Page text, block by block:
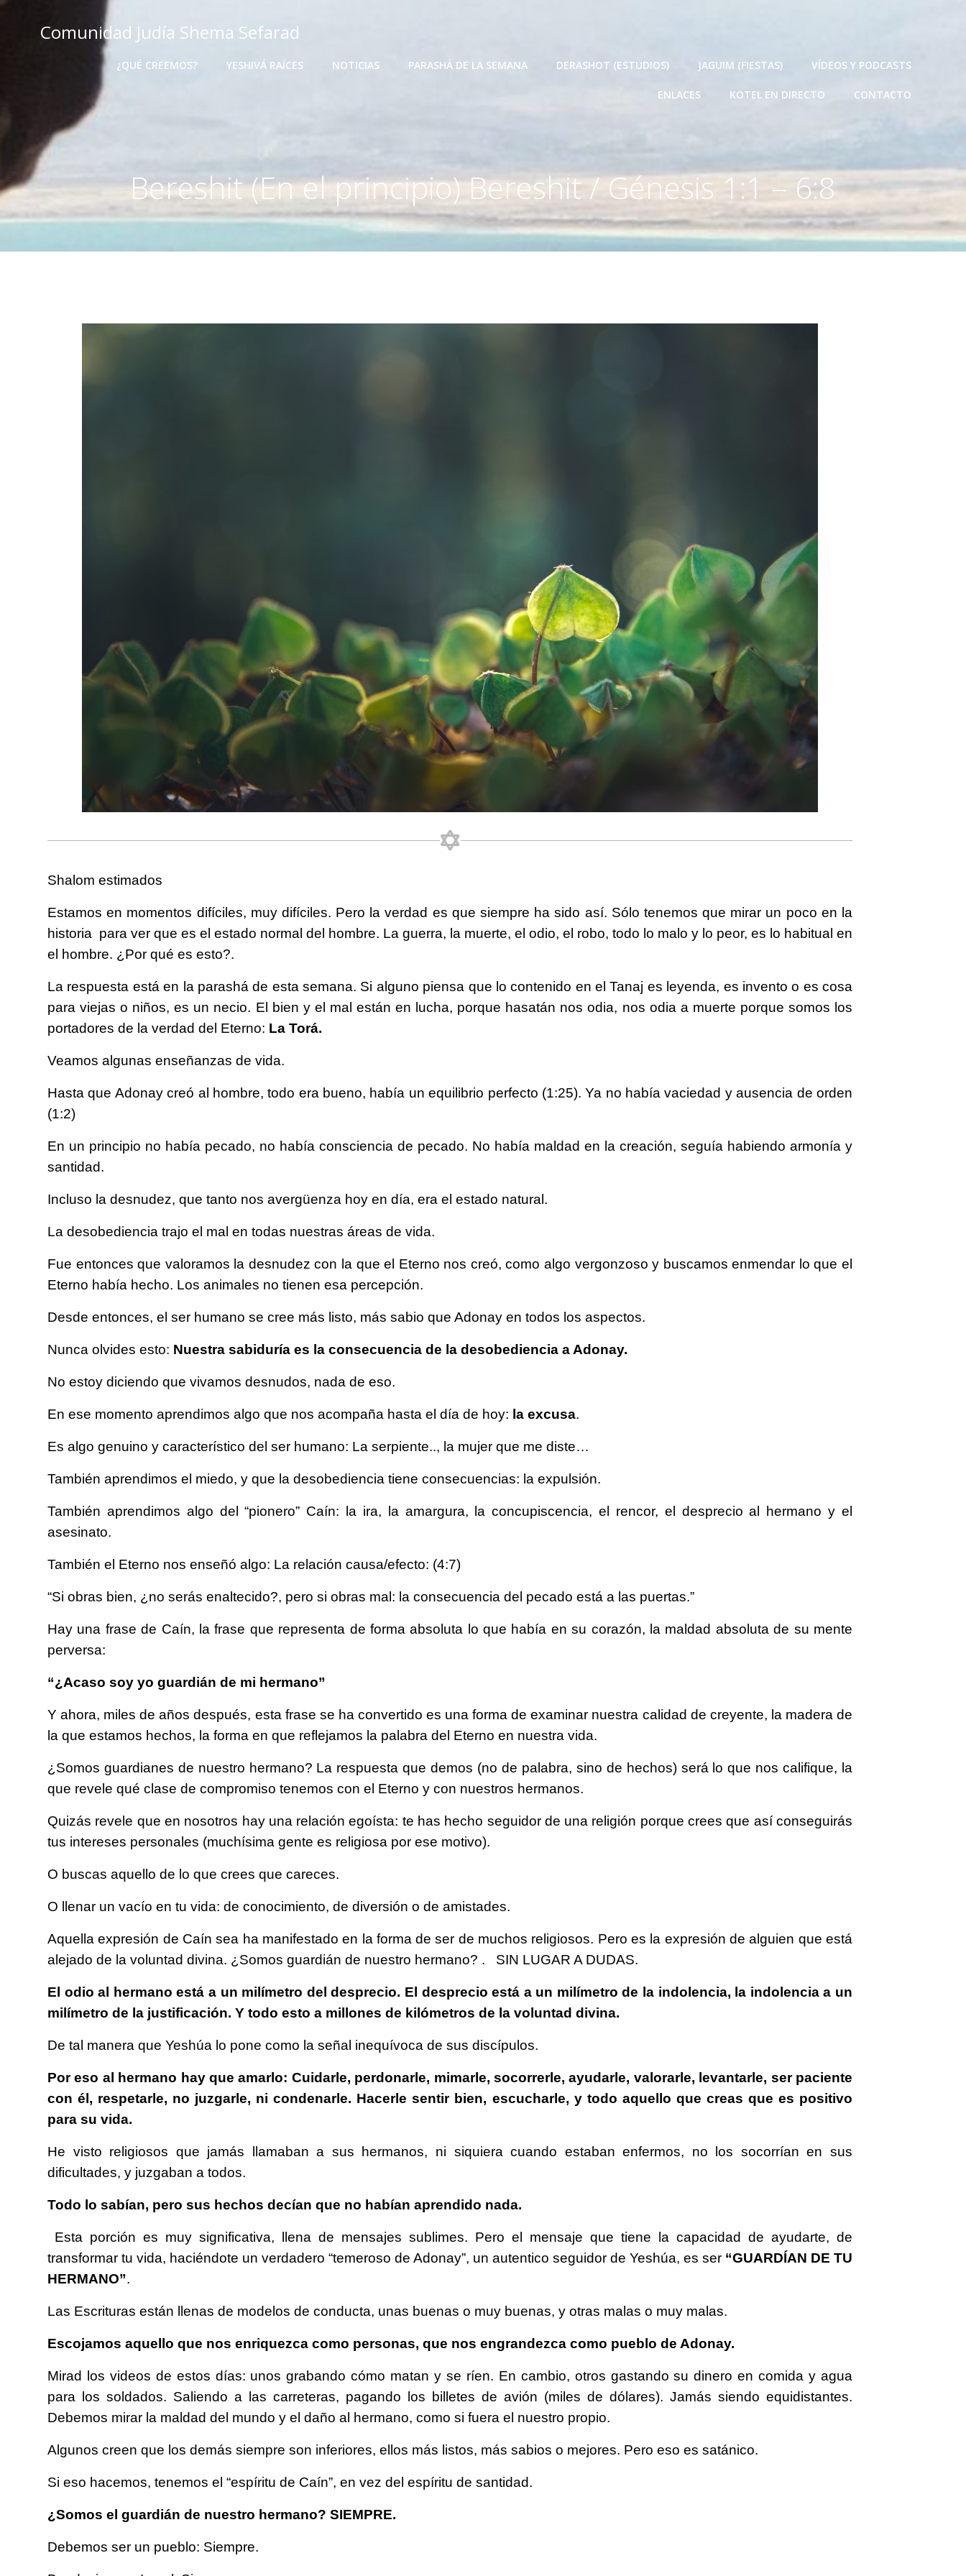
Comunidad Judía Shema Sefarad
¿QUÉ CREEMOS? YESHIVÁ RAÍCES NOTICIAS PARASHÁ DE LA SEMANA DERASHOT (ESTUDIOS) JAGUIM (FIESTAS) VÍDEOS Y PODCASTS
ENLACES KOTEL EN DIRECTO CONTACTO
Bereshit (En el principio) Bereshit / Génesis 1:1 – 6:8
Shalom estimados
Estamos en momentos difíciles, muy difíciles. Pero la verdad es que siempre ha sido así. Sólo tenemos que mirar un poco en la
historia para ver que es el estado normal del hombre. La guerra, la muerte, el odio, el robo, todo lo malo y lo peor, es lo habitual en
el hombre. ¿Por qué es esto?.
La respuesta está en la parashá de esta semana. Si alguno piensa que lo contenido en el Tanaj es leyenda, es invento o es cosa
para viejas o niños, es un necio. El bien y el mal están en lucha, porque hasatán nos odia, nos odia a muerte porque somos los
portadores de la verdad del Eterno: La Torá.
Veamos algunas enseñanzas de vida.
Hasta que Adonay creó al hombre, todo era bueno, había un equilibrio perfecto (1:25). Ya no había vaciedad y ausencia de orden
(1:2)
En un principio no había pecado, no había consciencia de pecado. No había maldad en la creación, seguía habiendo armonía y
santidad.
Incluso la desnudez, que tanto nos avergüenza hoy en día, era el estado natural.
La desobediencia trajo el mal en todas nuestras áreas de vida.
Fue entonces que valoramos la desnudez con la que el Eterno nos creó, como algo vergonzoso y buscamos enmendar lo que el
Eterno había hecho. Los animales no tienen esa percepción.
Desde entonces, el ser humano se cree más listo, más sabio que Adonay en todos los aspectos.
Nunca olvides esto: Nuestra sabiduría es la consecuencia de la desobediencia a Adonay.
No estoy diciendo que vivamos desnudos, nada de eso.
En ese momento aprendimos algo que nos acompaña hasta el día de hoy: la excusa.
Es algo genuino y característico del ser humano: La serpiente.., la mujer que me diste…
También aprendimos el miedo, y que la desobediencia tiene consecuencias: la expulsión.
También aprendimos algo del “pionero” Caín: la ira, la amargura, la concupiscencia, el rencor, el desprecio al hermano y el
asesinato.
También el Eterno nos enseñó algo: La relación causa/efecto: (4:7)
“Si obras bien, ¿no serás enaltecido?, pero si obras mal: la consecuencia del pecado está a las puertas.”
Hay una frase de Caín, la frase que representa de forma absoluta lo que había en su corazón, la maldad absoluta de su mente
perversa:
“¿Acaso soy yo guardián de mi hermano”
Y ahora, miles de años después, esta frase se ha convertido es una forma de examinar nuestra calidad de creyente, la madera de
la que estamos hechos, la forma en que reflejamos la palabra del Eterno en nuestra vida.
¿Somos guardianes de nuestro hermano? La respuesta que demos (no de palabra, sino de hechos) será lo que nos califique, la
que revele qué clase de compromiso tenemos con el Eterno y con nuestros hermanos.
Quizás revele que en nosotros hay una relación egoísta: te has hecho seguidor de una religión porque crees que así conseguirás
tus intereses personales (muchísima gente es religiosa por ese motivo).
O buscas aquello de lo que crees que careces.
O llenar un vacío en tu vida: de conocimiento, de diversión o de amistades.
Aquella expresión de Caín sea ha manifestado en la forma de ser de muchos religiosos. Pero es la expresión de alguien que está
alejado de la voluntad divina. ¿Somos guardián de nuestro hermano? . SIN LUGAR A DUDAS.
El odio al hermano está a un milímetro del desprecio. El desprecio está a un milímetro de la indolencia, la indolencia a un
milímetro de la justificación. Y todo esto a millones de kilómetros de la voluntad divina.
De tal manera que Yeshúa lo pone como la señal inequívoca de sus discípulos.
Por eso al hermano hay que amarlo: Cuidarle, perdonarle, mimarle, socorrerle, ayudarle, valorarle, levantarle, ser paciente
con él, respetarle, no juzgarle, ni condenarle. Hacerle sentir bien, escucharle, y todo aquello que creas que es positivo
para su vida.
He visto religiosos que jamás llamaban a sus hermanos, ni siquiera cuando estaban enfermos, no los socorrían en sus
dificultades, y juzgaban a todos.
Todo lo sabían, pero sus hechos decían que no habían aprendido nada.
Esta porción es muy significativa, llena de mensajes sublimes. Pero el mensaje que tiene la capacidad de ayudarte, de
transformar tu vida, haciéndote un verdadero “temeroso de Adonay”, un autentico seguidor de Yeshúa, es ser “GUARDÍAN DE TU
HERMANO”.
Las Escrituras están llenas de modelos de conducta, unas buenas o muy buenas, y otras malas o muy malas.
Escojamos aquello que nos enriquezca como personas, que nos engrandezca como pueblo de Adonay.
Mirad los videos de estos días: unos grabando cómo matan y se ríen. En cambio, otros gastando su dinero en comida y agua
para los soldados. Saliendo a las carreteras, pagando los billetes de avión (miles de dólares). Jamás siendo equidistantes.
Debemos mirar la maldad del mundo y el daño al hermano, como si fuera el nuestro propio.
Algunos creen que los demás siempre son inferiores, ellos más listos, más sabios o mejores. Pero eso es satánico.
Si eso hacemos, tenemos el “espíritu de Caín”, en vez del espíritu de santidad.
¿Somos el guardián de nuestro hermano? SIEMPRE.
Debemos ser un pueblo: Siempre.